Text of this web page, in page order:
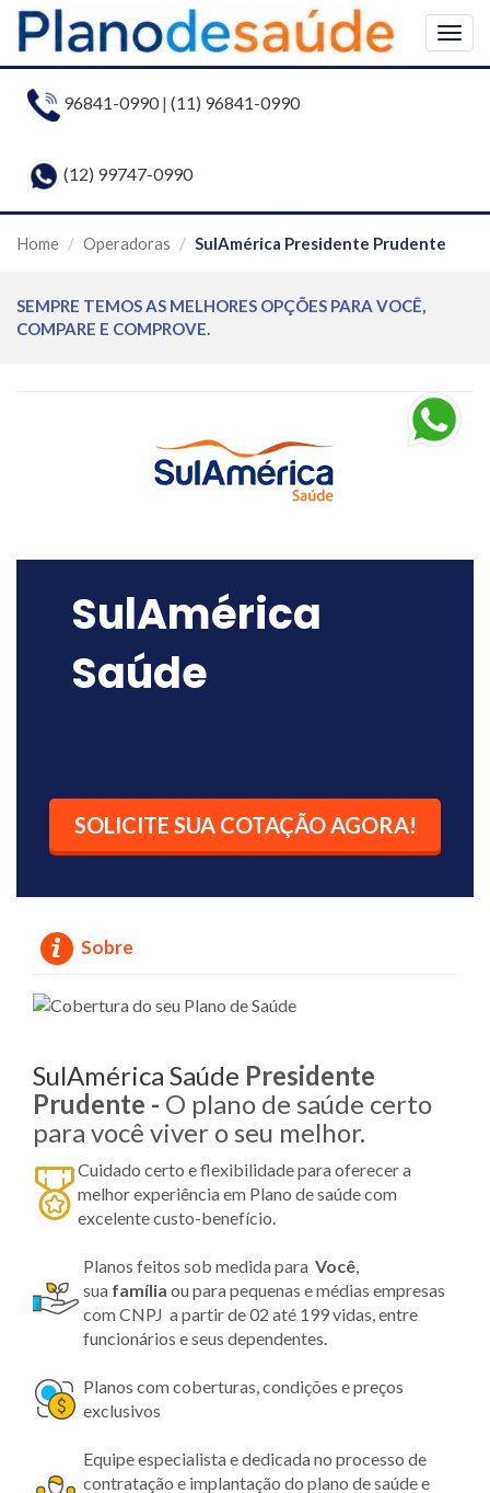
96841-0990| (11) 96841-0990
(12) 99747-0990
Home Operadoras SulAmérica Presidente Prudente
SEMPRE TEMOS AS MELHORES OPÇÕES PARA VOCÊ,
COMPARE E COMPROVE.
SulAmérica
Saúde
SOLICITE SUA COTAÇÃO AGORA!
Sobre
SulAmérica Saúde Presidente
Prudente - O plano de saúde certo
para você viver o seu melhor.
Cuidado certo e flexibilidade para oferecer a
melhor experiência em Plano de saúde com
excelente custo-benefício.
Planos feitos sob medida para Você,
sua família ou para pequenas e médias empresas
com CNPJ a partir de 02 até 199 vidas, entre
funcionários e seus dependentes.
Planos com coberturas, condições e preços
exclusivos
Equipe especialista e dedicada no processo de
contratação e implantação do plano de saúde e